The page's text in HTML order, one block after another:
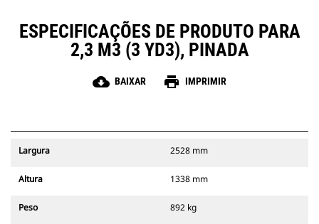
ESPECIFICAÇÕES DE PRODUTO PARA
2,3 M3 (3 YD3), PINADA
cloud_download BAIXAR print IMPRIMIR
Largura 2528 mm
Altura 1338 mm
Peso 892 kg